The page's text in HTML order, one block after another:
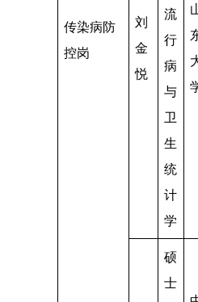
传染病防
控岗
刘
金
悦
流
行
病
与
卫
生
统
计
学
硕
士